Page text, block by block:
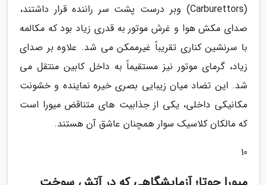
(Carburettors) وبر درست پشت سر راننده قرار داشتند،
صدای مکش هوا و غرش موتور به قدری زیاد بود که مکالمه
با سرنشین کناری تقریباً غیرممکن می شد. علاوه بر صدای
زیاد، گرمای موتور نیز مستقیماً به داخل کابین منتقل می
شد. این تضاد میان زیبایی بصری خیره نماینده و خشونت
مکانیکی داخلی، یکی از جذابیت های متناقض میورا است
که مالکان کلاسیک سوار همچنان عاشق آن هستند.
10